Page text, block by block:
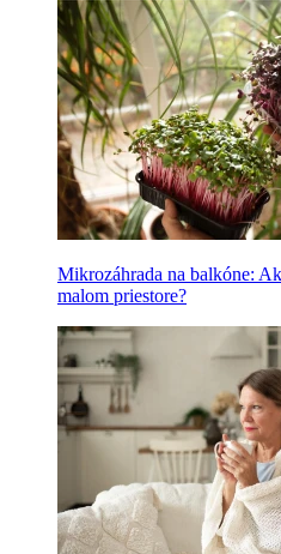
Mikrozáhrada na balkóne:
malom priestore?